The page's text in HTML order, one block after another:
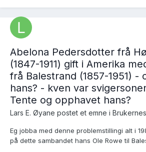
Abelona Pedersdotter frå
(1847-1911) gift i Amerika
frå Balestrand (1857-1951) -
hans? - kven var
Tente og opphavet hans?
Lars E. Øyane postet et emne i
Eg jobba med denne problemstillingi alt i
på dette sambandet hans Ole Rowe til